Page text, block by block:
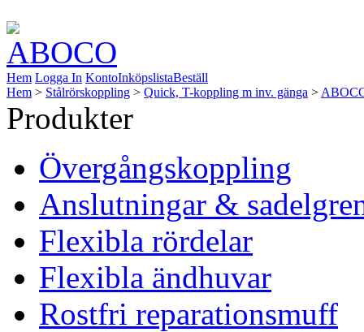
Hem Logga In KontoInköpslistaBeställ
Hem > Stålrörskoppling > Quick, T-koppling m inv. gänga >
Produkter
Övergångskoppling
Anslutningar &
Flexibla rördelar
Flexibla ändhuvar
Rostfri reparationsmuff